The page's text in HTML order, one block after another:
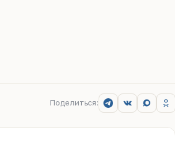
Поделиться: